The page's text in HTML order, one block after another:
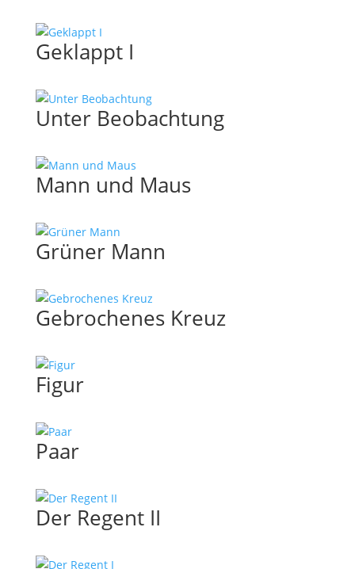
Geklappt I
Unter Beobachtung
Mann und Maus
Grüner Mann
Gebrochenes Kreuz
Figur
Paar
Der Regent II